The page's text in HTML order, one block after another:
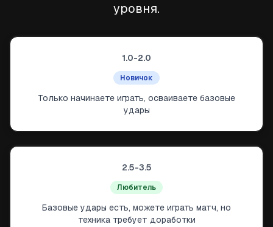
уровня.
1.0-2.0
Новичок
Только начинаете играть, осваиваете базовые
удары
2.5-3.5
Любитель
Базовые удары есть, можете играть матч, но
техника требует доработки